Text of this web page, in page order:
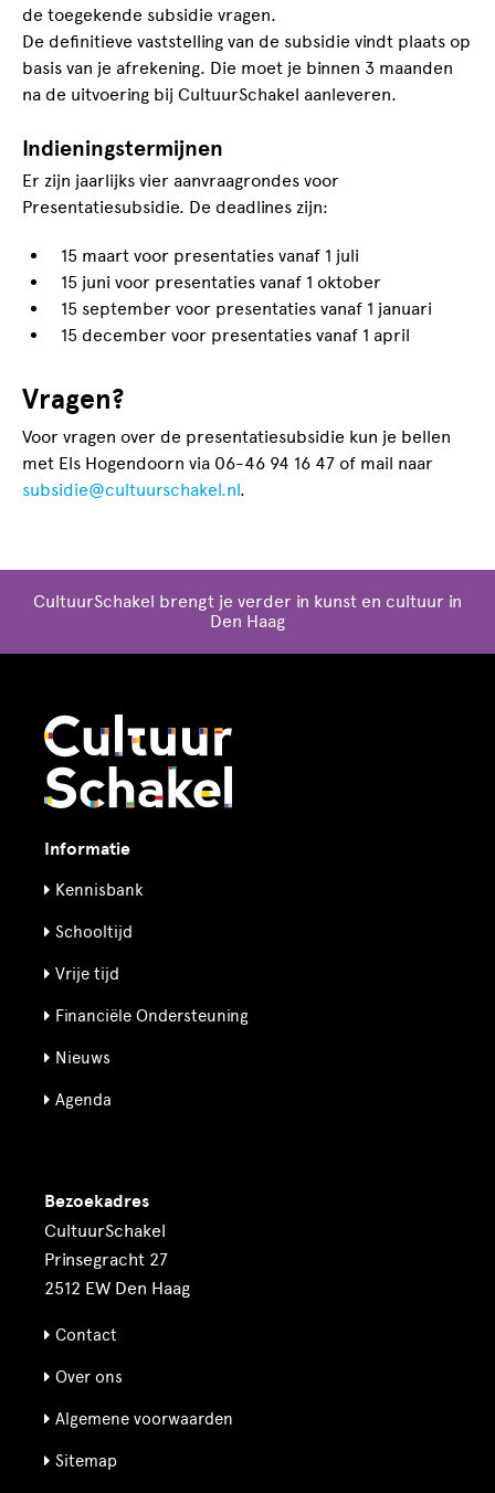
de toegekende subsidie vragen.
De definitieve vaststelling van de subsidie vindt plaats op
basis van je afrekening. Die moet je binnen 3 maanden
na de uitvoering bij CultuurSchakel aanleveren.
Indieningstermijnen
Er zijn jaarlijks vier aanvraagrondes voor
Presentatiesubsidie. De deadlines zijn:
15 maart voor presentaties vanaf 1 juli
15 juni voor presentaties vanaf 1 oktober
15 september voor presentaties vanaf 1 januari
15 december voor presentaties vanaf 1 april
Vragen?
Voor vragen over de presentatiesubsidie kun je bellen
met Els Hogendoorn via 06-46 94 16 47 of mail naar
subsidie@cultuurschakel.nl.
CultuurSchakel brengt je verder in kunst en cultuur in
Den Haag
Informatie
Kennisbank
Schooltijd
Vrije tijd
Financiële Ondersteuning
Nieuws
Agenda
Bezoekadres
CultuurSchakel
Prinsegracht 27
2512 EW Den Haag
Contact
Over ons
Algemene voorwaarden
Sitemap